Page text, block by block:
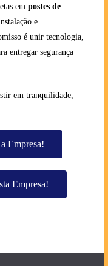
em postes de
e
é unir tecnologia,
entregar segurança
em tranquilidade,
Empresa!
Empresa!